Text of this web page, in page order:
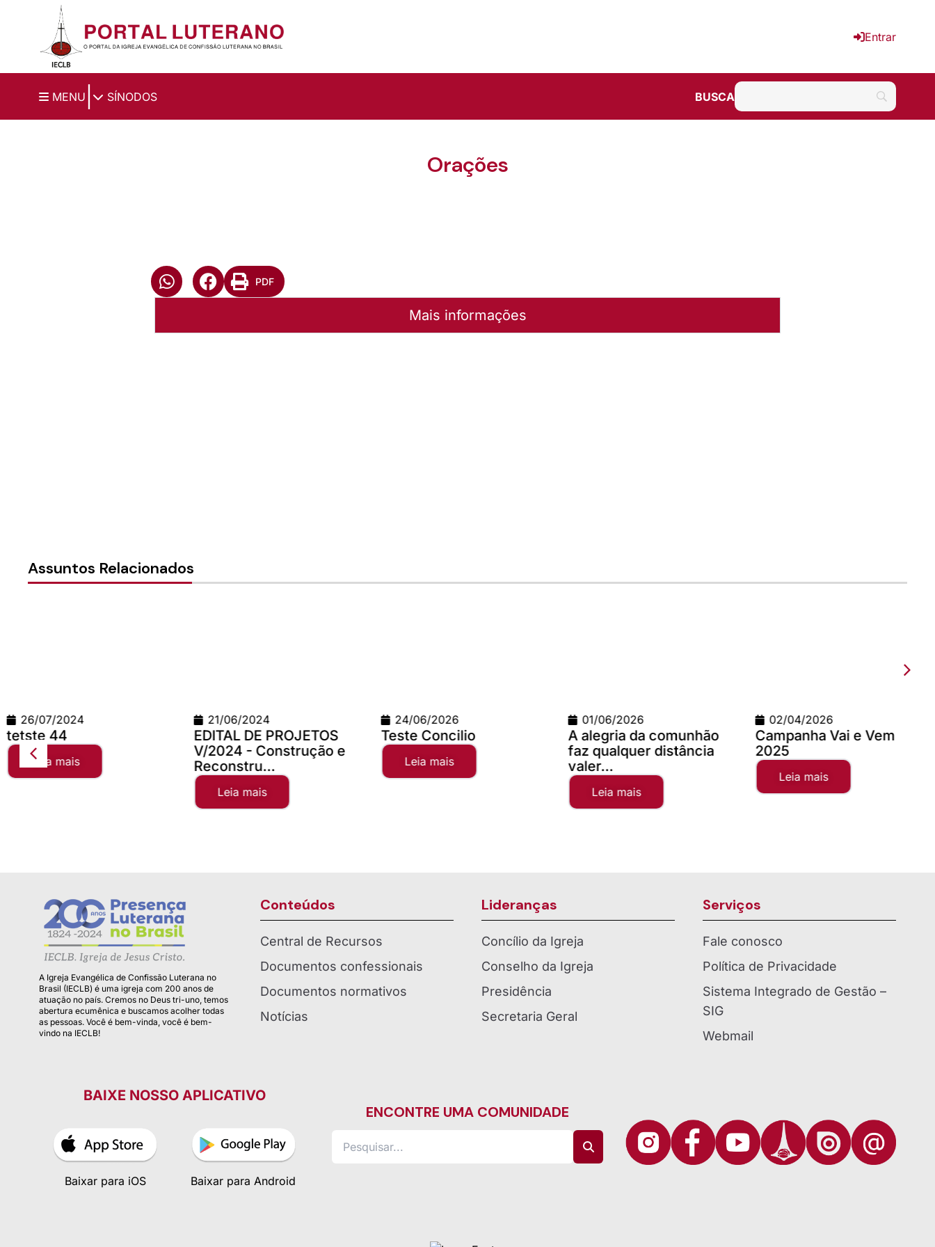
Ir para o conteúdo principal
Entrar
MENU SÍNODOS BUSCA
Orações
PDF
Mais informações
Assuntos Relacionados
21/06/2024
EDITAL DE PROJETOS
V/2024 - Construção e
Reconstru...
24/06/2026
Teste Concilio
Leia mais
01/06/2026
A alegria da comunhão
faz qualquer distância
valer...
02/04/2026
Campanha Vai e Vem
2025
Leia mais
09/03/2026
Teste com
A Igreja Evangélica de Confissão Luterana no
Brasil (IECLB) é uma igreja com 200 anos de
atuação no país. Cremos no Deus tri-uno, temos
abertura ecumênica e buscamos acolher todas
as pessoas. Você é bem-vinda, você é bem-
vindo na IECLB!
Conteúdos
Central de Recursos
Documentos confessionais
Documentos normativos
Notícias
Lideranças
Concílio da Igreja
Conselho da Igreja
Presidência
Secretaria Geral
Serviços
Fale conosco
Política de Privacidade
Sistema Integrado de Gestão –
SIG
Webmail
BAIXE NOSSO APLICATIVO
Baixar para iOS Baixar para Android
ENCONTRE UMA COMUNIDADE